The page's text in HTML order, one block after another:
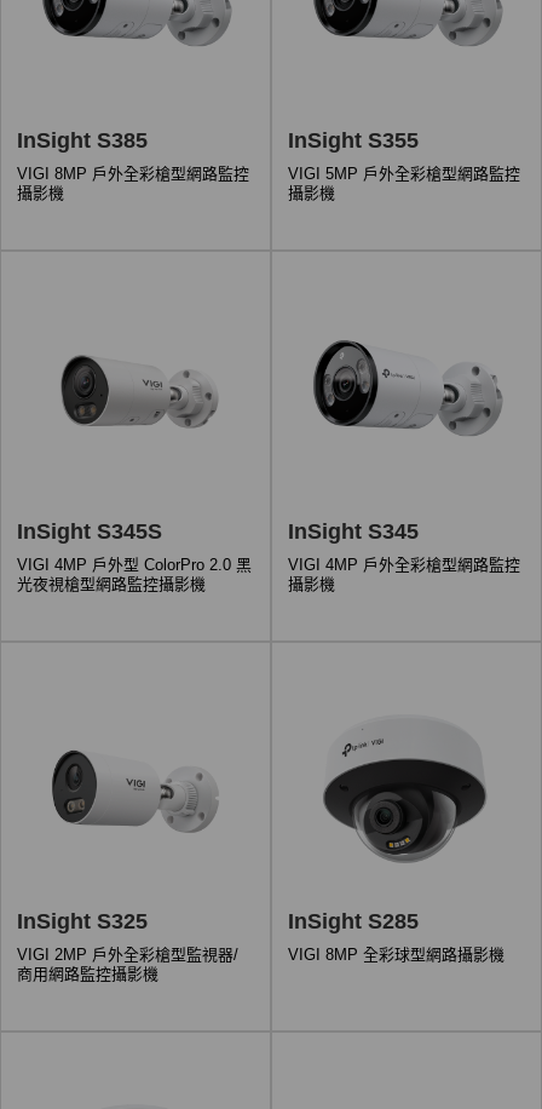
InSight S385
VIGI 8MP 戶外全彩槍型網路監控
攝影機
InSight S355
VIGI 5MP 戶外全彩槍型網路監控
攝影機
InSight S345S
VIGI 4MP 戶外型 ColorPro 2.0 黑
光夜視槍型網路監控攝影機
InSight S345
VIGI 4MP 戶外全彩槍型網路監控
攝影機
InSight S325
VIGI 2MP 戶外全彩槍型監視器/
商用網路監控攝影機
InSight S285
VIGI 8MP 全彩球型網路攝影機